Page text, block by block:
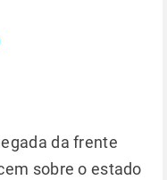
da frente
sobre o estado